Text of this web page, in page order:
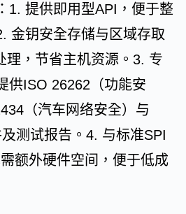
1. 提供即用型API，便于整
金钥安全存储与区域存取
理，节省主机资源。3. 专
供ISO 26262（功能安
（汽车网络安全）与
测试报告。4. 与标准SPI
额外硬件空间，便于低成